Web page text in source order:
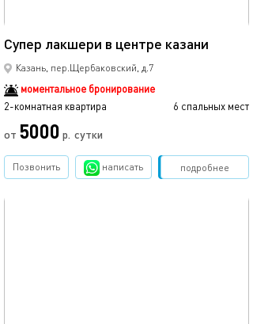
Супер лакшери в центре казани
Казань, пер.Щербаковский, д.7
моментальное бронирование
2-комнатная квартира
6 спальных мест
от 5000 р. сутки
подробнее
Позвонить написать Забронировать